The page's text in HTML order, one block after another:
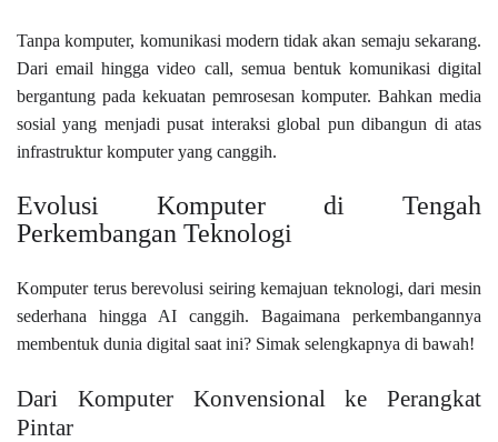
Tanpa komputer, komunikasi modern tidak akan semaju sekarang.
Dari email hingga video call, semua bentuk komunikasi digital
bergantung pada kekuatan pemrosesan komputer. Bahkan media
sosial yang menjadi pusat interaksi global pun dibangun di atas
infrastruktur komputer yang canggih.
Evolusi Komputer di Tengah
Perkembangan Teknologi
Komputer terus berevolusi seiring kemajuan teknologi, dari mesin
sederhana hingga AI canggih. Bagaimana perkembangannya
membentuk dunia digital saat ini? Simak selengkapnya di bawah!
Dari Komputer Konvensional ke Perangkat
Pintar